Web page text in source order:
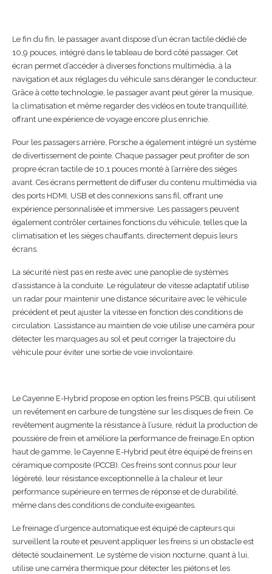
Le fin du fin, le passager avant dispose d’un écran tactile dédié de
10,9 pouces, intégré dans le tableau de bord côté passager. Cet
écran permet d’accéder à diverses fonctions multimédia, à la
navigation et aux réglages du véhicule sans déranger le conducteur.
Grâce à cette technologie, le passager avant peut gérer la musique,
la climatisation et même regarder des vidéos en toute tranquillité,
offrant une expérience de voyage encore plus enrichie.
Pour les passagers arrière, Porsche a également intégré un système
de divertissement de pointe. Chaque passager peut profiter de son
propre écran tactile de 10,1 pouces monté à l’arrière des sièges
avant. Ces écrans permettent de diffuser du contenu multimédia via
des ports HDMI, USB et des connexions sans fil, offrant une
expérience personnalisée et immersive. Les passagers peuvent
également contrôler certaines fonctions du véhicule, telles que la
climatisation et les sièges chauffants, directement depuis leurs
écrans.
La sécurité n’est pas en reste avec une panoplie de systèmes
d’assistance à la conduite. Le régulateur de vitesse adaptatif utilise
un radar pour maintenir une distance sécuritaire avec le véhicule
précédent et peut ajuster la vitesse en fonction des conditions de
circulation. L’assistance au maintien de voie utilise une caméra pour
détecter les marquages au sol et peut corriger la trajectoire du
véhicule pour éviter une sortie de voie involontaire.
Le Cayenne E-Hybrid propose en option les freins PSCB, qui utilisent
un revêtement en carbure de tungstène sur les disques de frein. Ce
revêtement augmente la résistance à l’usure, réduit la production de
poussière de frein et améliore la performance de freinage.En option
haut de gamme, le Cayenne E-Hybrid peut être équipé de freins en
céramique composite (PCCB). Ces freins sont connus pour leur
légèreté, leur résistance exceptionnelle à la chaleur et leur
performance supérieure en termes de réponse et de durabilité,
même dans des conditions de conduite exigeantes.
Le freinage d’urgence automatique est équipé de capteurs qui
surveillent la route et peuvent appliquer les freins si un obstacle est
détecté soudainement. Le système de vision nocturne, quant à lui,
utilise une caméra thermique pour détecter les piétons et les